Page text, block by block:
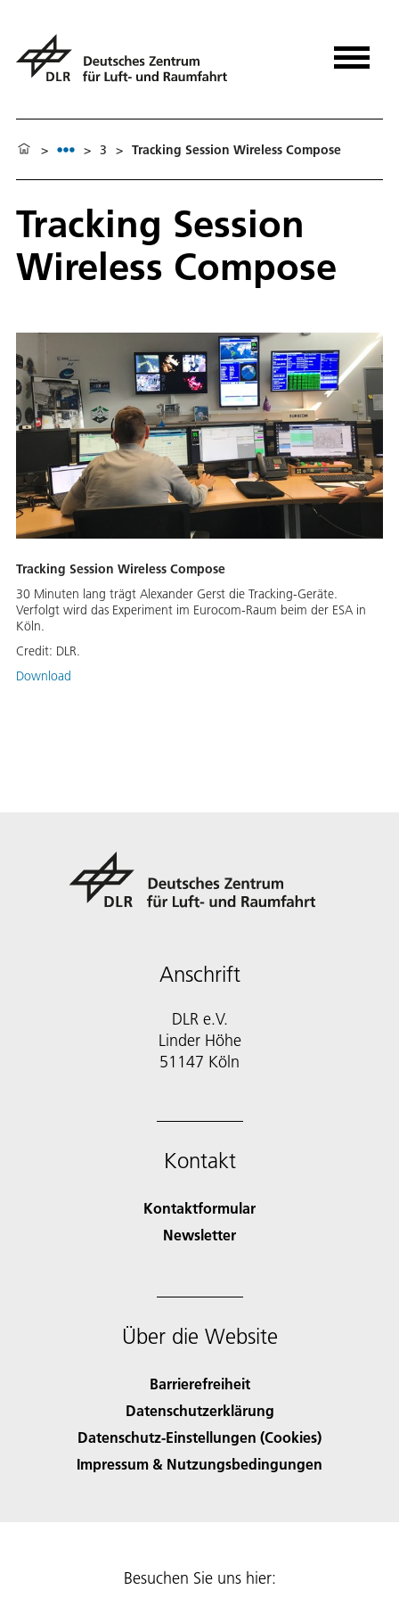
> > 3 > Tracking Session Wireless Compose
Tracking Session
Wireless Compose
Tracking Session Wireless Compose
30 Minuten lang trägt Alexander Gerst die Tracking-Geräte.
Verfolgt wird das Experiment im Eurocom-Raum beim der ESA in
Köln.
Credit: DLR.
Download
Anschrift
DLR e.V.
Linder Höhe
51147 Köln
Kontakt
Kontaktformular
Newsletter
Über die Website
Barrierefreiheit
Datenschutzerklärung
Datenschutz-Einstellungen (Cookies)
Impressum & Nutzungsbedingungen
Besuchen Sie uns hier: